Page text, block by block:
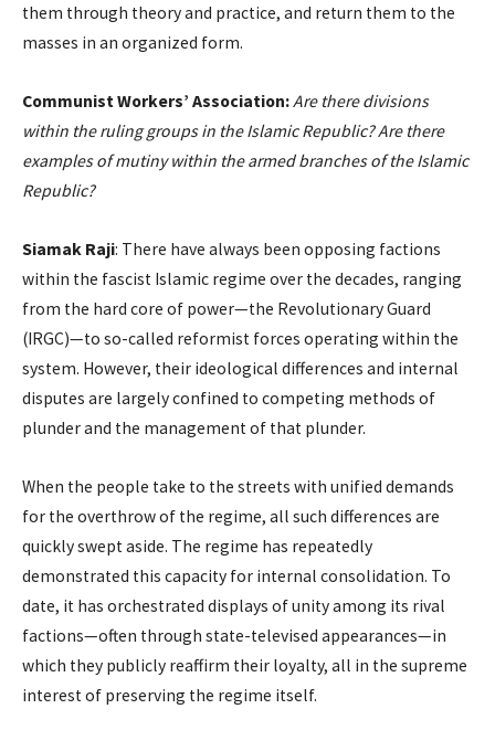
them through theory and practice, and return them to the
masses in an organized form.
Communist Workers’ Association:Are there divisions
within the ruling groups in the Islamic Republic? Are there
examples of mutiny within the armed branches of the Islamic
Republic?
Siamak Raji: There have always been opposing factions
within the fascist Islamic regime over the decades, ranging
from the hard core of power—the Revolutionary Guard
(IRGC)—to so-called reformist forces operating within the
system. However, their ideological differences and internal
disputes are largely confined to competing methods of
plunder and the management of that plunder.
When the people take to the streets with unified demands
for the overthrow of the regime, all such differences are
quickly swept aside. The regime has repeatedly
demonstrated this capacity for internal consolidation. To
date, it has orchestrated displays of unity among its rival
factions—often through state-televised appearances—in
which they publicly reaffirm their loyalty, all in the supreme
interest of preserving the regime itself.